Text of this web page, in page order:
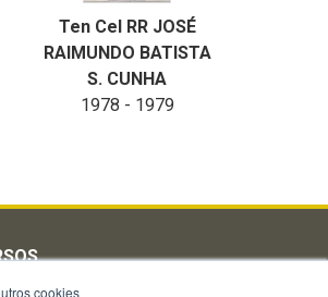
Ten Cel RR JOSÉ
RAIMUNDO BATISTA
S. CUNHA
1978 - 1979
cookies